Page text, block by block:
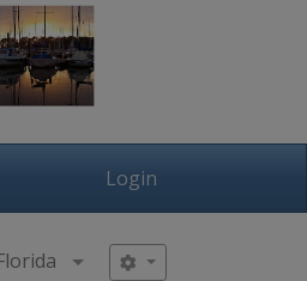
Login
Menü aufklappen